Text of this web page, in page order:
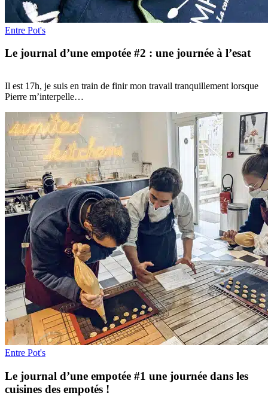
Entre Pot's
Le journal d’une empotée #2 : une journée à l’esat
Il est 17h, je suis en train de finir mon travail tranquillement lorsque
Pierre m’interpelle…
Entre Pot's
Le journal d’une empotée #1 une journée dans les
cuisines des empotés !